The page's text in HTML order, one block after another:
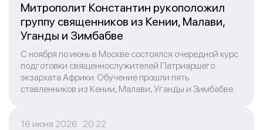
Митрополит Константин рукоположил
группу священников из Кении, Малави,
Уганды и Зимбабве
С ноября по июнь в Москве состоялся очередной курс
подготовки священнослужителей Патриаршего
экзархата Африки. Обучение прошли пять
ставленников из Кении, Малави, Уганды и Зимбабве.
16 июня 2026 20:22